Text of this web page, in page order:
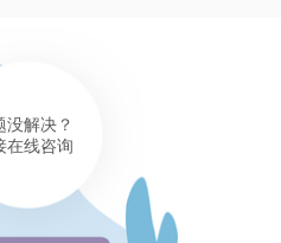
没解决？
在线咨询